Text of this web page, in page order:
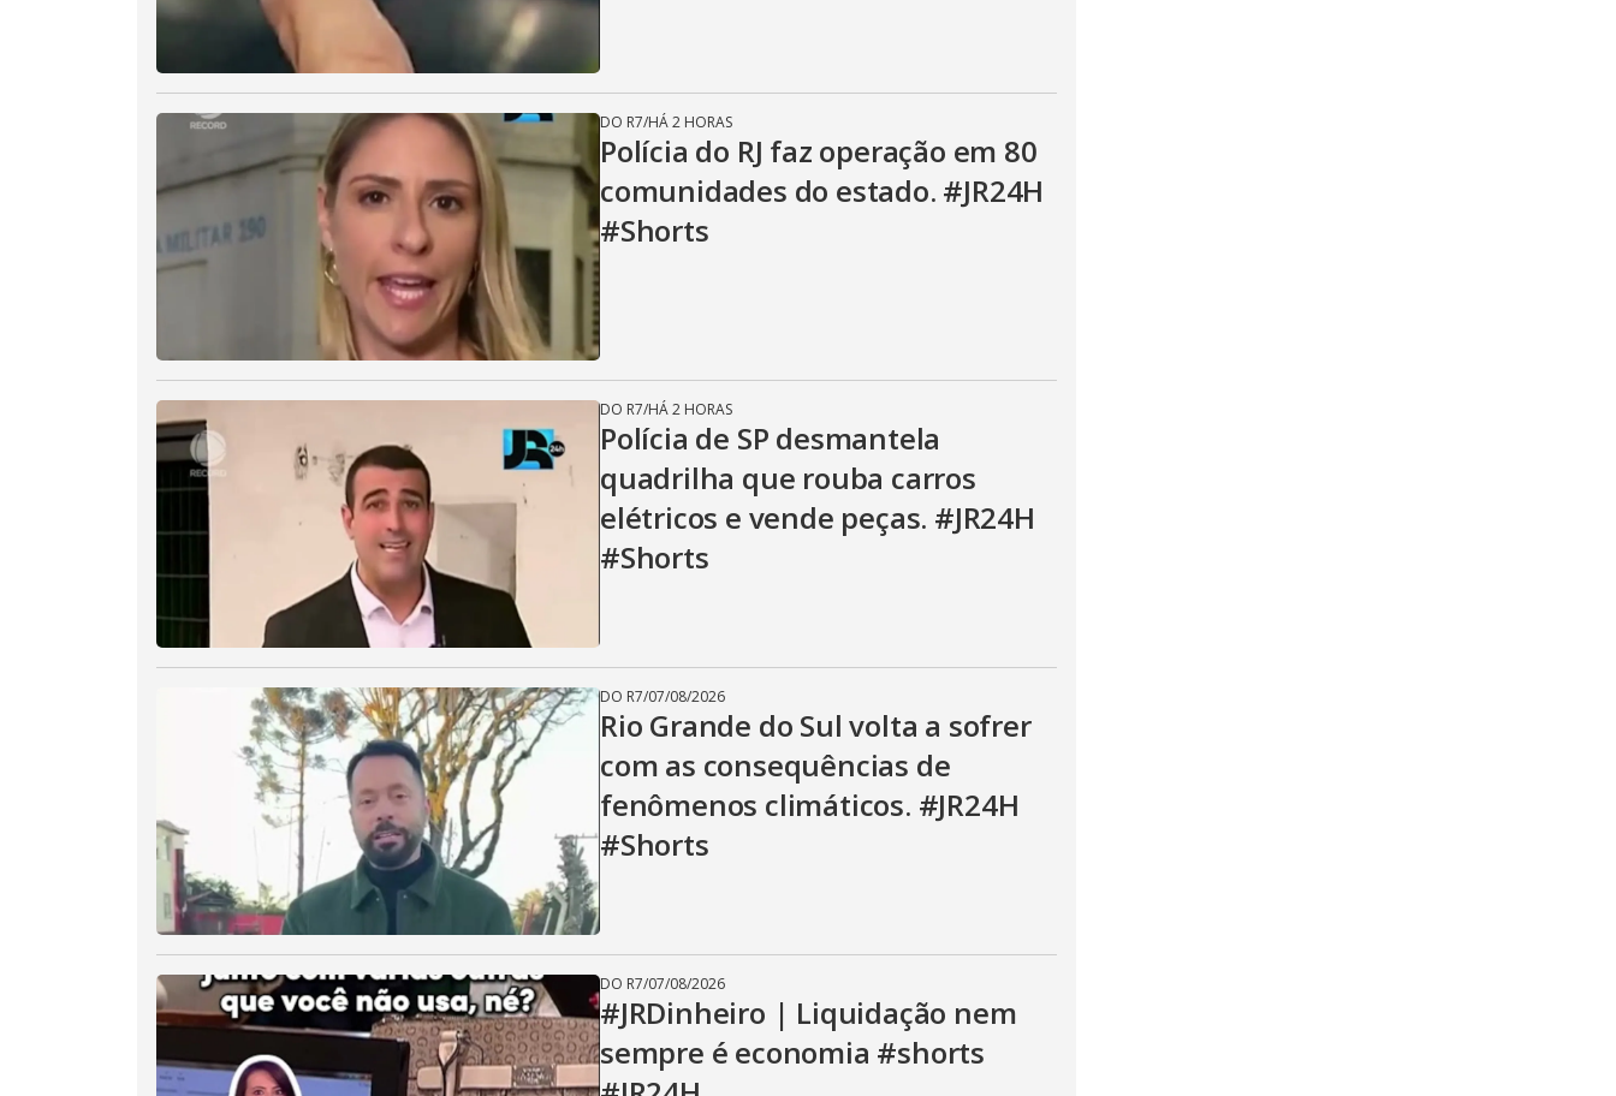
DO R7/HÁ 2 HORAS
Polícia do RJ faz operação em 80
comunidades do estado. #JR24H
#Shorts
DO R7/HÁ 2 HORAS
Polícia de SP desmantela
quadrilha que rouba carros
elétricos e vende peças. #JR24H
#Shorts
DO R7/07/08/2026
Rio Grande do Sul volta a sofrer
com as consequências de
fenômenos climáticos. #JR24H
#Shorts
DO R7/07/08/2026
#JRDinheiro | Liquidação nem
sempre é economia #shorts